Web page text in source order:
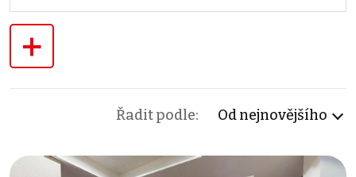
+
Řadit podle: Od nejnovějšího